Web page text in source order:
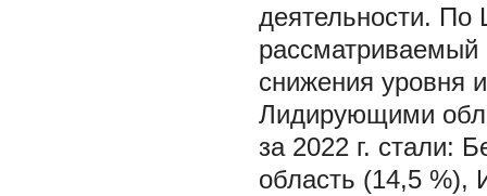
деятельности. По
снижения уровня
Лидирующими
за 2022 г. стали:
область (14,5 %),